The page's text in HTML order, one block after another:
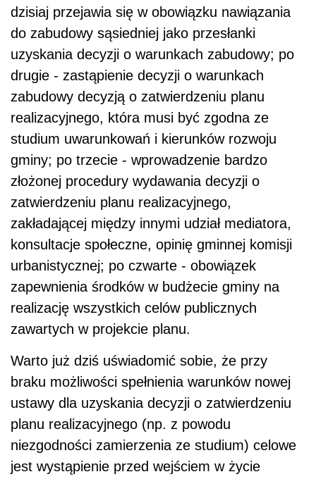
dzisiaj przejawia się w obowiązku nawiązania
do zabudowy sąsiedniej jako przesłanki
uzyskania decyzji o warunkach zabudowy; po
drugie - zastąpienie decyzji o warunkach
zabudowy decyzją o zatwierdzeniu planu
realizacyjnego, która musi być zgodna ze
studium uwarunkowań i kierunków rozwoju
gminy; po trzecie - wprowadzenie bardzo
złożonej procedury wydawania decyzji o
zatwierdzeniu planu realizacyjnego,
zakładającej między innymi udział mediatora,
konsultacje społeczne, opinię gminnej komisji
urbanistycznej; po czwarte - obowiązek
zapewnienia środków w budżecie gminy na
realizację wszystkich celów publicznych
zawartych w projekcie planu.
Warto już dziś uświadomić sobie, że przy
braku możliwości spełnienia warunków nowej
ustawy dla uzyskania decyzji o zatwierdzeniu
planu realizacyjnego (np. z powodu
niezgodności zamierzenia ze studium) celowe
jest wystąpienie przed wejściem w życie